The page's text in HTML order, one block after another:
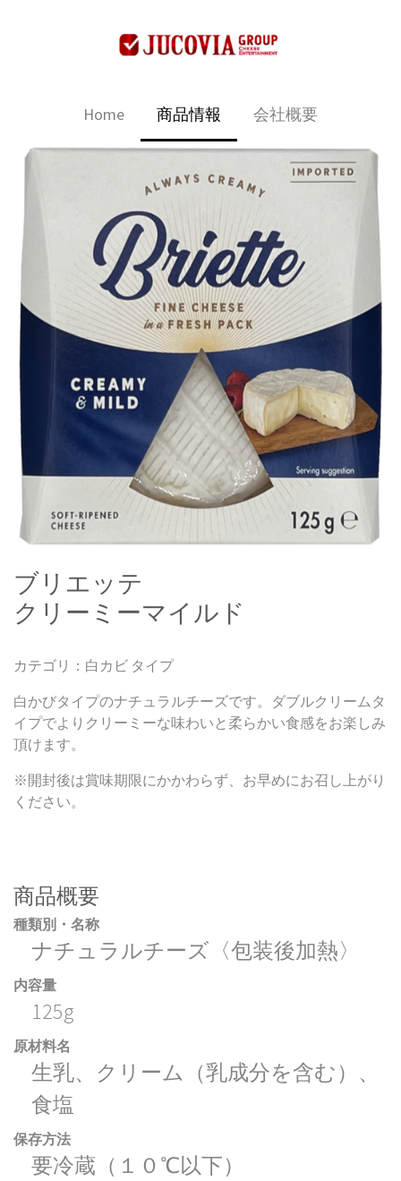
Home 商品情報 会社概要
ブリエッテ
クリーミーマイルド
カテゴリ：白カビ タイプ
白かびタイプのナチュラルチーズです。ダブルクリームタ
イプでよりクリーミーな味わいと柔らかい食感をお楽しみ
頂けます。
※開封後は賞味期限にかかわらず、お早めにお召し上がり
ください。
商品概要
種類別・名称
ナチュラルチーズ〈包装後加熱〉
内容量
125g
原材料名
生乳、クリーム（乳成分を含む）、
食塩
保存方法
要冷蔵（１０℃以下）